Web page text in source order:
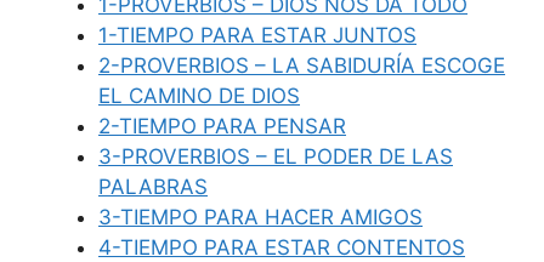
1-PROVERBIOS – DIOS NOS DA TODO
1-TIEMPO PARA ESTAR JUNTOS
2-PROVERBIOS – LA SABIDURÍA ESCOGE
EL CAMINO DE DIOS
2-TIEMPO PARA PENSAR
3-PROVERBIOS – EL PODER DE LAS
PALABRAS
3-TIEMPO PARA HACER AMIGOS
4-TIEMPO PARA ESTAR CONTENTOS